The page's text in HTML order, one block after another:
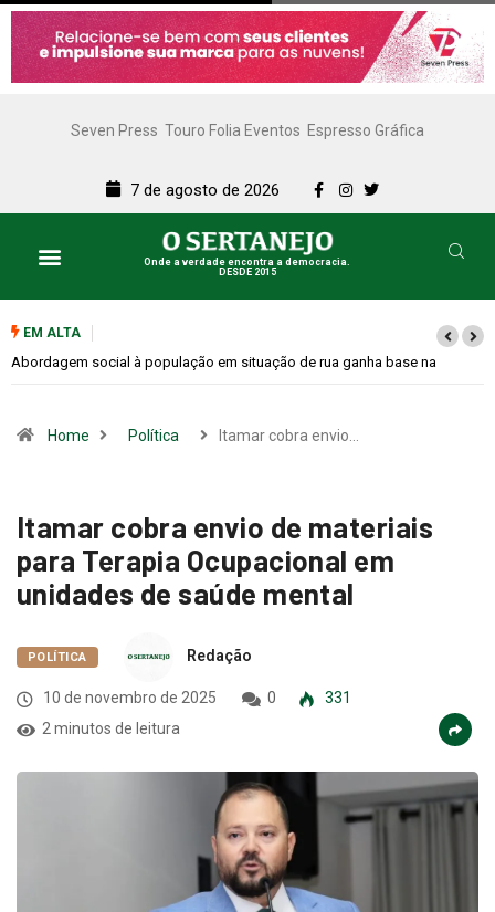
Seven Press Touro Folia Eventos Espresso Gráfica
7 de agosto de 2026
Onde a verdade encontra a democracia.
DESDE 2015
EM ALTA
Cemitérios terão horário especial e missas no Dia dos Pais
Home Política Itamar cobra envio…
Itamar cobra envio de materiais
para Terapia Ocupacional em
unidades de saúde mental
POLÍTICA Redação
10 de novembro de 2025 0
331
2 minutos de leitura